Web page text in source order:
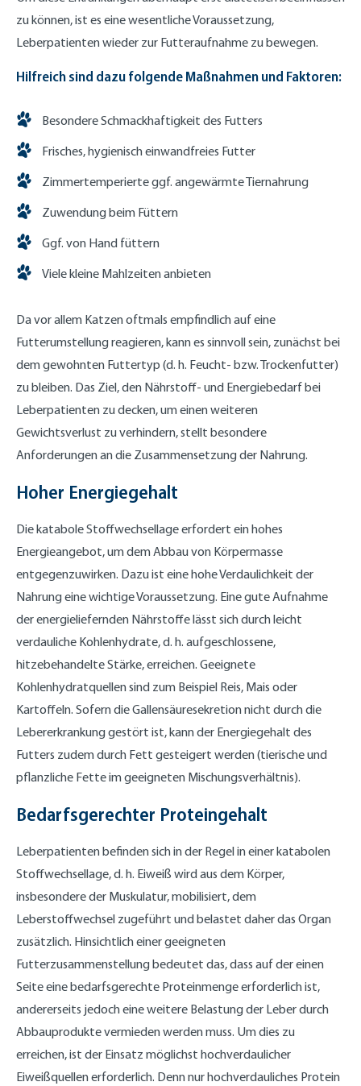
zu können, ist es eine wesentliche Voraussetzung,
Leberpatienten wieder zur Futteraufnahme zu bewegen.
Hilfreich sind dazu folgende Maßnahmen und Faktoren:
Besondere Schmackhaftigkeit des Futters
Frisches, hygienisch einwandfreies Futter
Zimmertemperierte ggf. angewärmte Tiernahrung
Zuwendung beim Füttern
Ggf. von Hand füttern
Viele kleine Mahlzeiten anbieten
Da vor allem Katzen oftmals empfindlich auf eine
Futterumstellung reagieren, kann es sinnvoll sein, zunächst bei
dem gewohnten Futtertyp (d. h. Feucht- bzw. Trockenfutter)
zu bleiben. Das Ziel, den Nährstoff- und Energiebedarf bei
Leberpatienten zu decken, um einen weiteren
Gewichtsverlust zu verhindern, stellt besondere
Anforderungen an die Zusammensetzung der Nahrung.
Hoher Energiegehalt
Die katabole Stoffwechsellage erfordert ein hohes
Energieangebot, um dem Abbau von Körpermasse
entgegenzuwirken. Dazu ist eine hohe Verdaulichkeit der
Nahrung eine wichtige Voraussetzung. Eine gute Aufnahme
der energieliefernden Nährstoffe lässt sich durch leicht
verdauliche Kohlenhydrate, d. h. aufgeschlossene,
hitzebehandelte Stärke, erreichen. Geeignete
Kohlenhydratquellen sind zum Beispiel Reis, Mais oder
Kartoffeln. Sofern die Gallensäuresekretion nicht durch die
Lebererkrankung gestört ist, kann der Energiegehalt des
Futters zudem durch Fett gesteigert werden (tierische und
pflanzliche Fette im geeigneten Mischungsverhältnis).
Bedarfsgerechter Proteingehalt
Leberpatienten befinden sich in der Regel in einer katabolen
Stoffwechsellage, d. h. Eiweiß wird aus dem Körper,
insbesondere der Muskulatur, mobilisiert, dem
Leberstoffwechsel zugeführt und belastet daher das Organ
zusätzlich. Hinsichtlich einer geeigneten
Futterzusammenstellung bedeutet das, dass auf der einen
Seite eine bedarfsgerechte Proteinmenge erforderlich ist,
andererseits jedoch eine weitere Belastung der Leber durch
Abbauprodukte vermieden werden muss. Um dies zu
erreichen, ist der Einsatz möglichst hochverdaulicher
Eiweißquellen erforderlich. Denn nur hochverdauliches Protein